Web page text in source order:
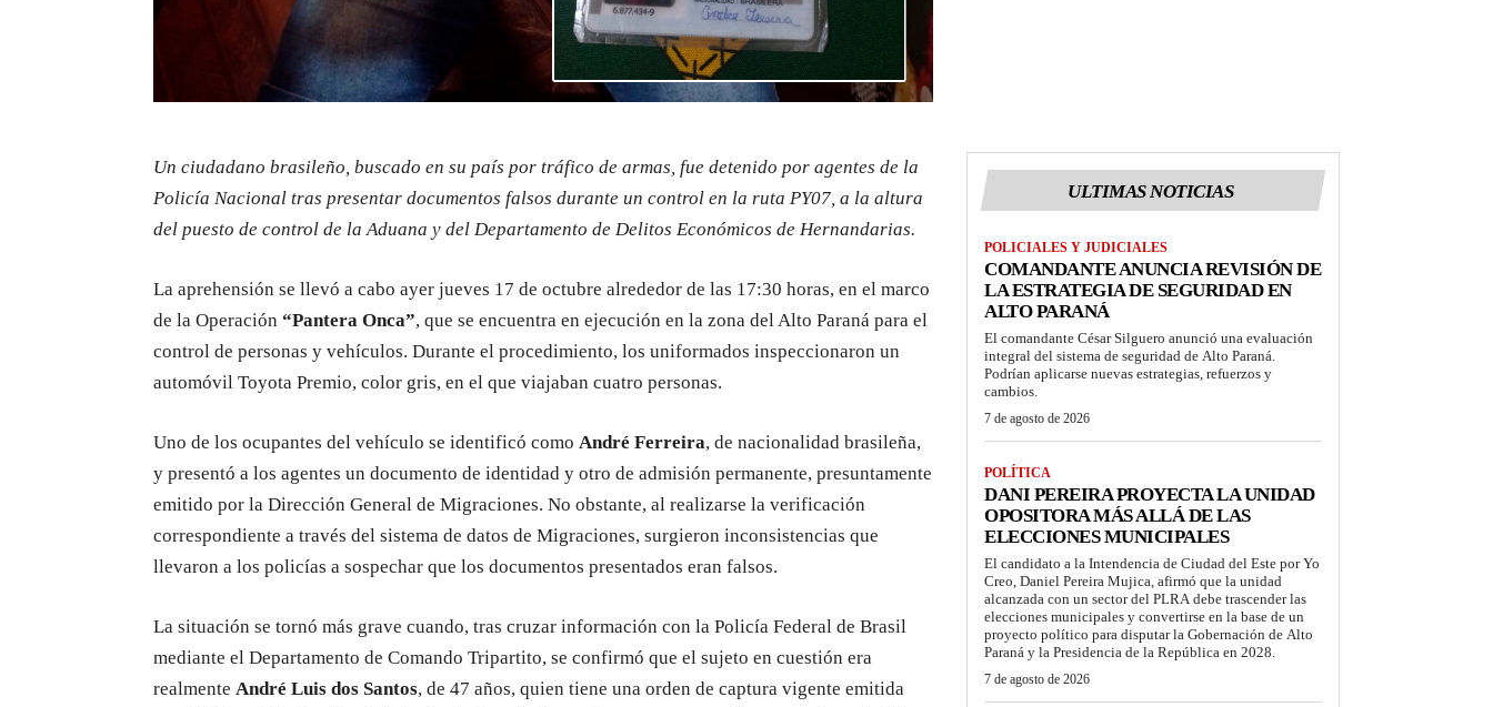
Un ciudadano brasileño, buscado en su país por tráfico de armas, fue detenido por agentes de la
Policía Nacional tras presentar documentos falsos durante un control en la ruta PY07, a la altura
del puesto de control de la Aduana y del Departamento de Delitos Económicos de Hernandarias.
La aprehensión se llevó a cabo ayer jueves 17 de octubre alrededor de las 17:30 horas, en el marco
de la Operación “Pantera Onca”, que se encuentra en ejecución en la zona del Alto Paraná para el
control de personas y vehículos. Durante el procedimiento, los uniformados inspeccionaron un
automóvil Toyota Premio, color gris, en el que viajaban cuatro personas.
Uno de los ocupantes del vehículo se identificó como André Ferreira, de nacionalidad brasileña,
y presentó a los agentes un documento de identidad y otro de admisión permanente, presuntamente
emitido por la Dirección General de Migraciones. No obstante, al realizarse la verificación
correspondiente a través del sistema de datos de Migraciones, surgieron inconsistencias que
llevaron a los policías a sospechar que los documentos presentados eran falsos.
La situación se tornó más grave cuando, tras cruzar información con la Policía Federal de Brasil
mediante el Departamento de Comando Tripartito, se confirmó que el sujeto en cuestión era
realmente André Luis dos Santos, de 47 años, quien tiene una orden de captura vigente emitida
ULTIMAS NOTICIAS
POLICIALES Y JUDICIALES
COMANDANTE ANUNCIA REVISIÓN DE
LA ESTRATEGIA DE SEGURIDAD EN
ALTO PARANÁ
El comandante César Silguero anunció una evaluación
integral del sistema de seguridad de Alto Paraná.
Podrían aplicarse nuevas estrategias, refuerzos y
cambios.
7 de agosto de 2026
POLÍTICA
DANI PEREIRA PROYECTA LA UNIDAD
OPOSITORA MÁS ALLÁ DE LAS
ELECCIONES MUNICIPALES
El candidato a la Intendencia de Ciudad del Este por Yo
Creo, Daniel Pereira Mujica, afirmó que la unidad
alcanzada con un sector del PLRA debe trascender las
elecciones municipales y convertirse en la base de un
proyecto político para disputar la Gobernación de Alto
Paraná y la Presidencia de la República en 2028.
7 de agosto de 2026